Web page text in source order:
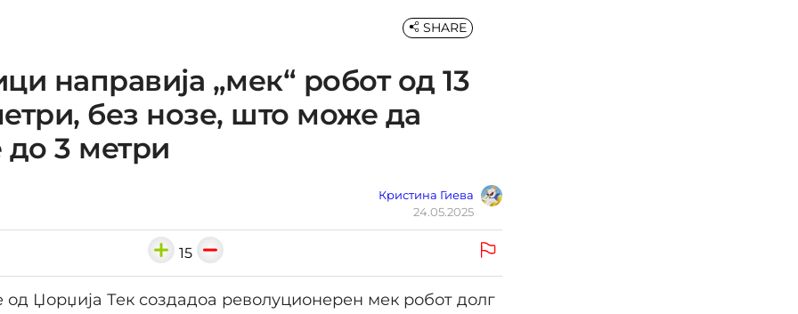
направија „мек“ робот од 13
без нозе, што може да
до 3 метри
Кристина Гиева
24.05.2025
SHARE
15
Џорџија Тек создадоа револуционерен мек робот долг